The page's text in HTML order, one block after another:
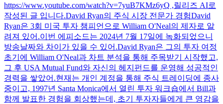
https://www.youtube.com/watch?v=7yuB7KMz6yQ ,릴리즈 AI로
작성된 글 입니다.David Ryan의 주식 시장 전문가 경험David
Ryan은 3회 미국 투자 챔피언으로 William O'Neal의 제자로 알
려져 있어.이번 에피소드는 2024년 7월 17일에 녹화되었으니
방송날짜와 차이가 있을 수 있어.David Ryan은 그의 투자 여정
초기에 William O'Neal과 차트 분석을 통해 주목받기 시작했고,
그 후 USA Mutual Fund와 자신의 헤지펀드를 운영해 성공적인
경력을 쌓았어.현재는 개인 계정을 통해 주식 트레이딩에 종사
중이고, 1997년 Santa Monica에서 열린 투자 워크숍에서 Bill과
함께 발표한 경험을 회상했는데, 초기 투자자들에게 큰 영감을